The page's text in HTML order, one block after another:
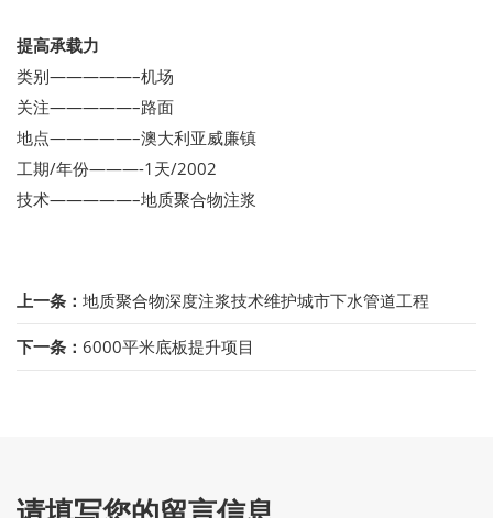
提高承载力
类别—————–机场
关注—————–路面
地点—————–澳大利亚威廉镇
工期/年份———-1天/2002
技术—————–地质聚合物注浆
上一条： 地质聚合物深度注浆技术维护城市下水管道工程
下一条： 6000平米底板提升项目